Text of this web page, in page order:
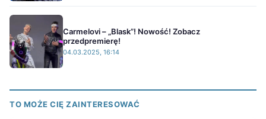
Carmelovi – „Blask”! Nowość! Zobacz
przedpremierę!
04.03.2025, 16:14
TO MOŻE CIĘ ZAINTERESOWAĆ